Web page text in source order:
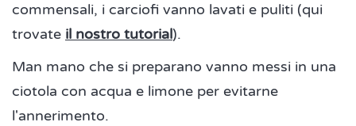
commensali, i carciofi vanno lavati e puliti (qui
trovate il nostro tutorial).
Man mano che si preparano vanno messi in una
ciotola con acqua e limone per evitarne
l'annerimento.